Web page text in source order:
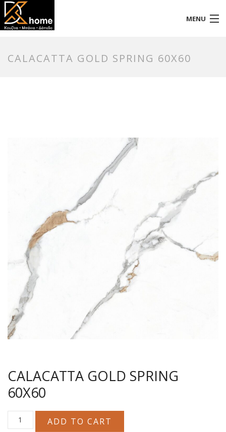
MENU
CALACATΤA GOLD SPRING 60X60
CALACATΤA GOLD SPRING
60X60
CALACATΤA
GOLD
ADD TO CART